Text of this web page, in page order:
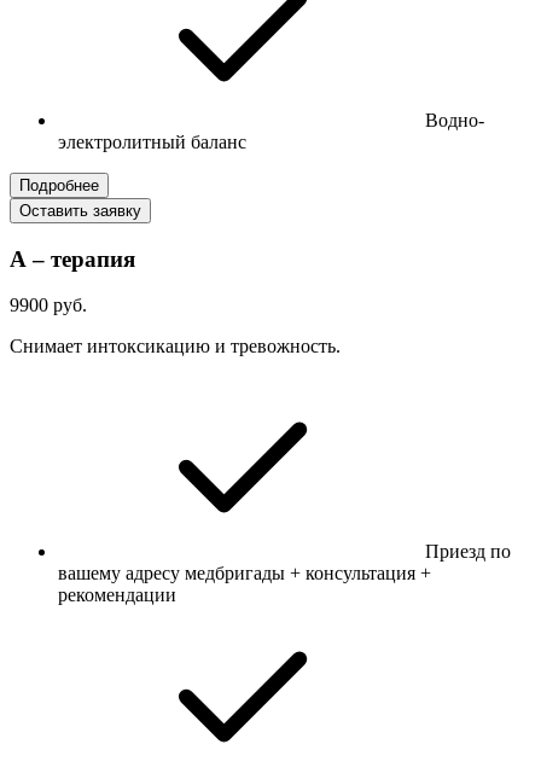
Водно-
электролитный баланс
Подробнее
Оставить заявку
А – терапия
9900 руб.
Снимает интоксикацию и тревожность.
Приезд по
вашему адресу медбригады + консультация +
рекомендации